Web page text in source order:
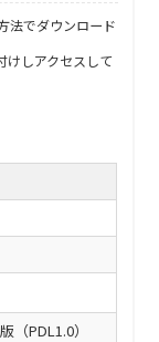
法でダウンロード
けしアクセスして
（PDL1.0）